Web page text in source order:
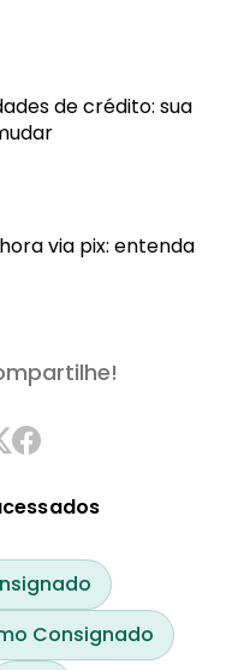
de crédito: sua
via pix: entenda
Consignado